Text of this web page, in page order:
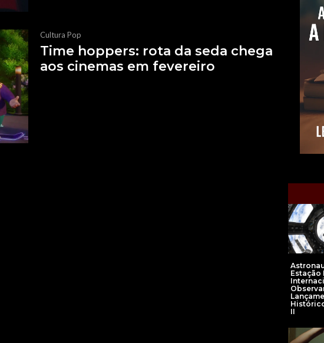
Cultura Pop
Time hoppers: rota da seda chega
aos cinemas em fevereiro
Estação
II